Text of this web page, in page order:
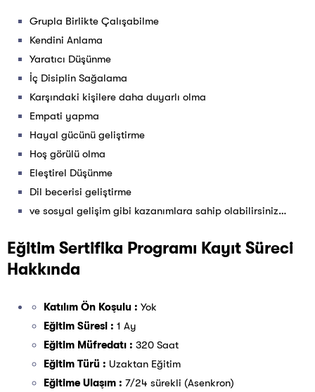
Grupla Birlikte Çalışabilme
Kendini Anlama
Yaratıcı Düşünme
İç Disiplin Sağalama
Karşındaki kişilere daha duyarlı olma
Empati yapma
Hayal gücünü geliştirme
Hoş görülü olma
Eleştirel Düşünme
Dil becerisi geliştirme
ve sosyal gelişim gibi kazanımlara sahip olabilirsiniz…
Eğitim Sertifika Programı Kayıt Süreci
Hakkında
Katılım Ön Koşulu : Yok
Eğitim Süresi : 1 Ay
Eğitim Müfredatı : 320 Saat
Eğitim Türü : Uzaktan Eğitim
Eğitime Ulaşım : 7/24 sürekli (Asenkron)